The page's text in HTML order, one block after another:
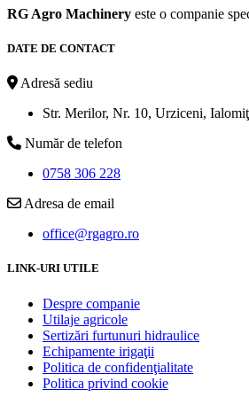
RG Agro Machinery este o companie
DATE DE CONTACT
Adresă sediu
Str. Merilor, Nr. 10, Urziceni,
Număr de telefon
0758 306 228
Adresa de email
office@rgagro.ro
LINK-URI UTILE
Despre companie
Utilaje agricole
Sertizări furtunuri hidraulice
Echipamente irigaţii
Politica de confidenţialitate
Politica privind cookie